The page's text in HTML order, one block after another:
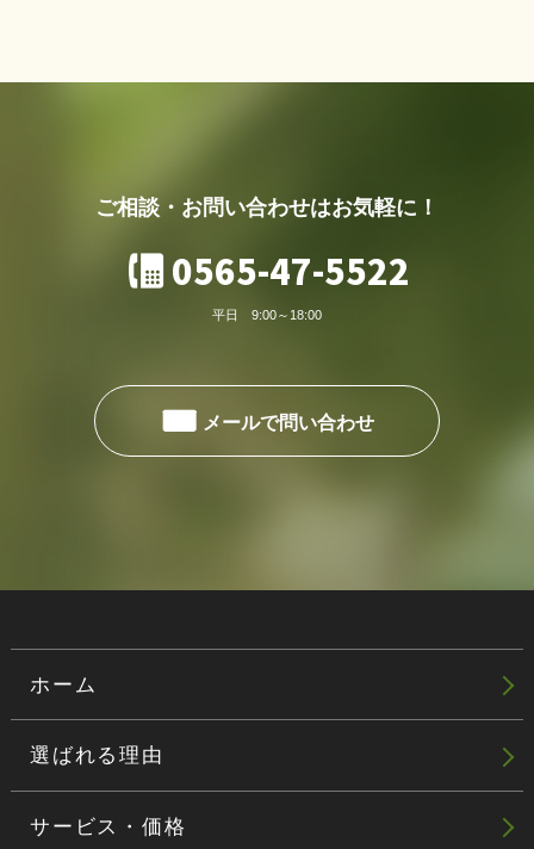
ご相談・お問い合わせはお気軽に！
4 0565-47-5522
平日 9:00～18:00
É メールで問い合わせ
ホーム
選ばれる理由
サービス・価格